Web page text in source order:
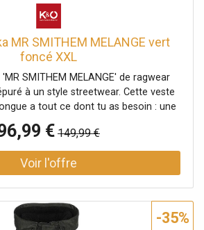
MR SMITHEM MELANGE vert
foncé XXL
SMITHEM MELANGE' de ragwear
à un style streetwear. Cette veste
a tout ce dont tu as besoin : une
avec revers et cordon de serrage, des
doubles avec bouton-pression et
poche intérieure et des applications
de ragwear. La fermeture éclair est
avec doublure en teddy douillet
montante avec revers et cordon
€ 149,99 €
-35%